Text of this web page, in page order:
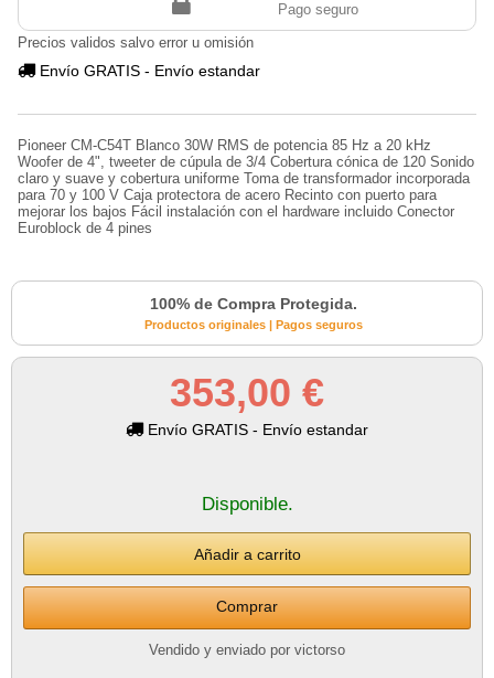
Pago seguro
Precios validos salvo error u omisión
Envío GRATIS - Envío estandar
Pioneer CM-C54T Blanco 30W RMS de potencia 85 Hz a 20 kHz
Woofer de 4", tweeter de cúpula de 3/4 Cobertura cónica de 120 Sonido
claro y suave y cobertura uniforme Toma de transformador incorporada
para 70 y 100 V Caja protectora de acero Recinto con puerto para
mejorar los bajos Fácil instalación con el hardware incluido Conector
Euroblock de 4 pines
100% de Compra Protegida.
Productos originales | Pagos seguros
353,00 €
Envío GRATIS - Envío estandar
Disponible.
Comprar
Vendido y enviado por victorso